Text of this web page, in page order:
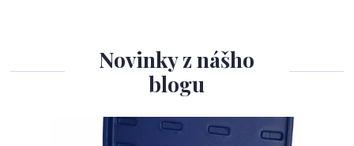
Novinky z nášho
blogu